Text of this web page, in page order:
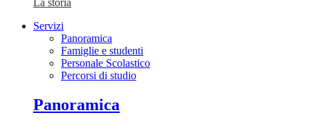
La storia
Servizi
Panoramica
Famiglie e studenti
Personale Scolastico
Percorsi di studio
Panoramica